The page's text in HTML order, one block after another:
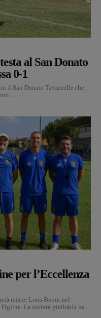
al San Donato
0-1
il San Donato Tavarnelle che
per l’Eccellenza
mister Loris Beoni nel
La società gialloblù ha...